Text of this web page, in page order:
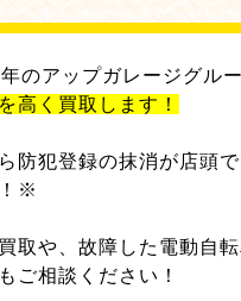
のアップガレージグルー
高く買取します！
防犯登録の抹消が店頭
※
取や、故障した電動自
ご相談ください！